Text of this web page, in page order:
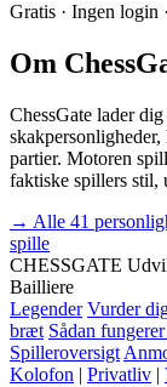
Gratis · Ingen login
Om
ChessGate lader
partier. Motoren
faktiske spillers stil,
→ Alle 41
spille
CHESSGATE
Bailliere
Legender Vurder
bræt Sådan
Spilleroversigt
Kolofon | Privatliv |